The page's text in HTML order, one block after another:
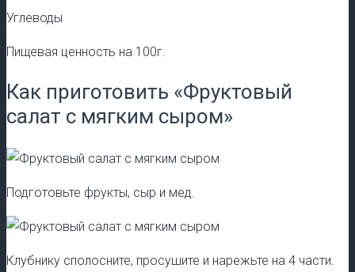
Углеводы
Пищевая ценность на 100г.
Как приготовить «Фруктовый
салат с мягким сыром»
Подготовьте фрукты, сыр и мед.
Клубнику сполосните, просушите и нарежьте на 4 части.